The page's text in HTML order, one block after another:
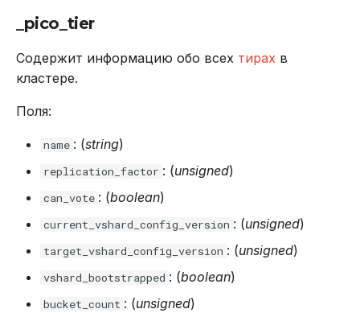
_pico_tier
Содержит информацию обо всех тирах в
кластере.
Поля:
name : (string)
replication_factor : (unsigned)
can_vote : (boolean)
current_vshard_config_version : (unsigned)
target_vshard_config_version : (unsigned)
vshard_bootstrapped : (boolean)
bucket_count : (unsigned)